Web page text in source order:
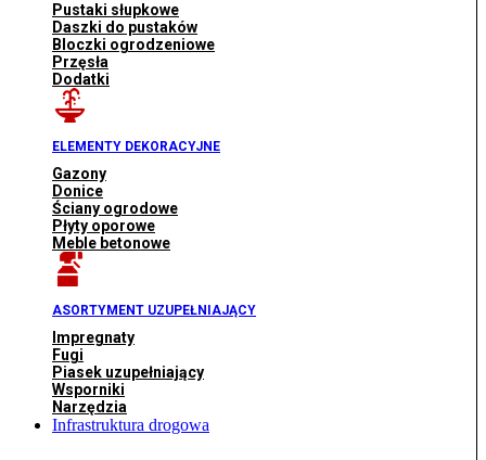
Pustaki słupkowe
Daszki do pustaków
Bloczki ogrodzeniowe
Przęsła
Dodatki
ELEMENTY DEKORACYJNE
Gazony
Donice
Ściany ogrodowe
Płyty oporowe
Meble betonowe
ASORTYMENT UZUPEŁNIAJĄCY
Impregnaty
Fugi
Piasek uzupełniający
Wsporniki
Narzędzia
Infrastruktura drogowa